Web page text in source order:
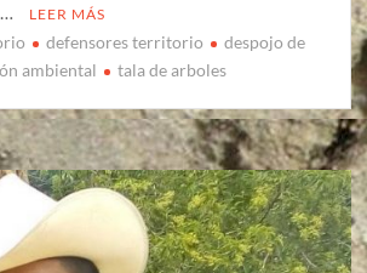
LEER MÁS
defensores territorio
despojo de
ambiental tala de arboles